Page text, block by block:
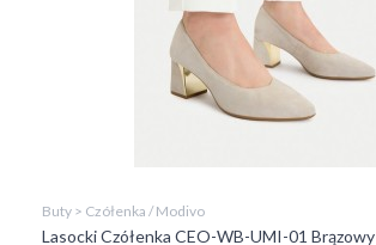
Buty > Czółenka / Modivo
Lasocki Czółenka CEO-WB-UMI-01 Brązowy